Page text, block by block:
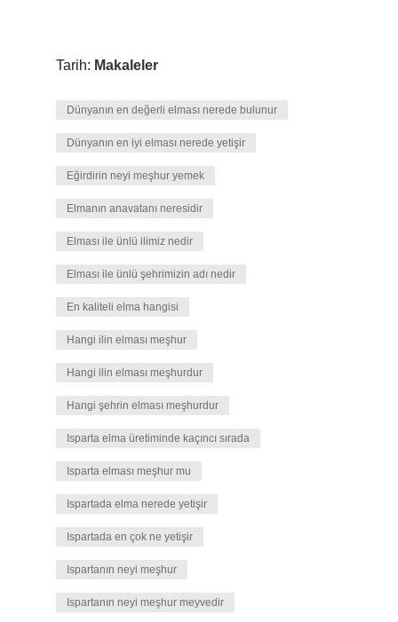
Tarih: Makaleler
Dünyanın en değerli elması nerede bulunur
Dünyanın en iyi elması nerede yetişir
Eğirdirin neyi meşhur yemek
Elmanın anavatanı neresidir
Elması ile ünlü ilimiz nedir
Elması ile ünlü şehrimizin adı nedir
En kaliteli elma hangisi
Hangi ilin elması meşhur
Hangi ilin elması meşhurdur
Hangi şehrin elması meşhurdur
Isparta elma üretiminde kaçıncı sırada
Isparta elması meşhur mu
Ispartada elma nerede yetişir
Ispartada en çok ne yetişir
Ispartanın neyi meşhur
Ispartanın neyi meşhur meyvedir